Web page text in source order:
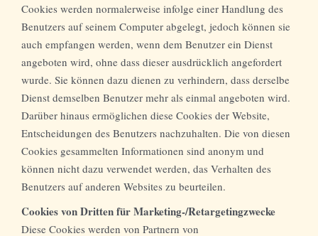
Cookies werden normalerweise infolge einer Handlung des
Benutzers auf seinem Computer abgelegt, jedoch können sie
auch empfangen werden, wenn dem Benutzer ein Dienst
angeboten wird, ohne dass dieser ausdrücklich angefordert
wurde. Sie können dazu dienen zu verhindern, dass derselbe
Dienst demselben Benutzer mehr als einmal angeboten wird.
Darüber hinaus ermöglichen diese Cookies der Website,
Entscheidungen des Benutzers nachzuhalten. Die von diesen
Cookies gesammelten Informationen sind anonym und
können nicht dazu verwendet werden, das Verhalten des
Benutzers auf anderen Websites zu beurteilen.
Cookies von Dritten für Marketing-/Retargetingzwecke
Diese Cookies werden von Partnern von